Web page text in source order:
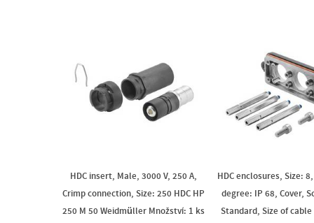
HDC insert, Male, 3000 V, 250 A,
Crimp connection, Size: 250 HDC HP
250 M 50 Weidmüller Množství: 1 ks
HDC enclosures, Size:
degree: IP 68, Cover,
Standard, Size of